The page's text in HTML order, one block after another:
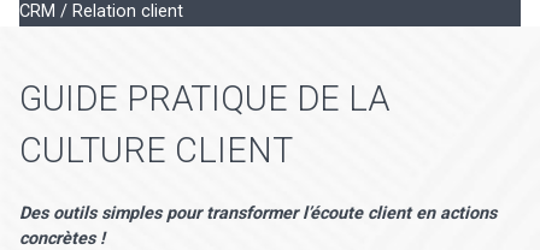
CRM / Relation client
GUIDE PRATIQUE DE LA
CULTURE CLIENT
Des outils simples pour transformer l’écoute client en actions
concrètes !